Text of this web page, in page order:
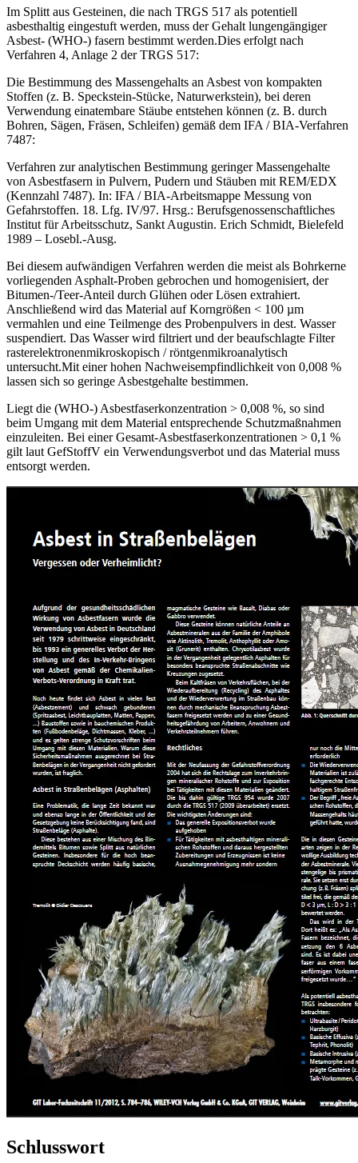
Im Splitt aus Gesteinen, die nach TRGS 517 als potentiell
asbesthaltig eingestuft werden, muss der Gehalt lungengängiger
Asbest- (WHO-) fasern bestimmt werden.Dies erfolgt nach
Verfahren 4, Anlage 2 der TRGS 517:
Die Bestimmung des Massengehalts an Asbest von kompakten
Stoffen (z. B. Speckstein-Stücke, Naturwerkstein), bei deren
Verwendung einatembare Stäube entstehen können (z. B. durch
Bohren, Sägen, Fräsen, Schleifen) gemäß dem IFA / BIA-Verfahren
7487:
Verfahren zur analytischen Bestimmung geringer Massengehalte
von Asbestfasern in Pulvern, Pudern und Stäuben mit REM/EDX
(Kennzahl 7487). In: IFA / BIA-Arbeitsmappe Messung von
Gefahrstoffen. 18. Lfg. IV/97. Hrsg.: Berufsgenossenschaftliches
Institut für Arbeitsschutz, Sankt Augustin. Erich Schmidt, Bielefeld
1989 – Losebl.-Ausg.
Bei diesem aufwändigen Verfahren werden die meist als Bohrkerne
vorliegenden Asphalt-Proben gebrochen und homogenisiert, der
Bitumen-/Teer-Anteil durch Glühen oder Lösen extrahiert.
Anschließend wird das Material auf Korngrößen < 100 µm
vermahlen und eine Teilmenge des Probenpulvers in dest. Wasser
suspendiert. Das Wasser wird filtriert und der beaufschlagte Filter
rasterelektronenmikroskopisch / röntgenmikroanalytisch
untersucht.Mit einer hohen Nachweisempfindlichkeit von 0,008 %
lassen sich so geringe Asbestgehalte bestimmen.
Liegt die (WHO-) Asbestfaserkonzentration > 0,008 %, so sind
beim Umgang mit dem Material entsprechende Schutzmaßnahmen
einzuleiten. Bei einer Gesamt-Asbestfaserkonzentrationen > 0,1 %
gilt laut GefStoffV ein Verwendungsverbot und das Material muss
entsorgt werden.
Schlusswort